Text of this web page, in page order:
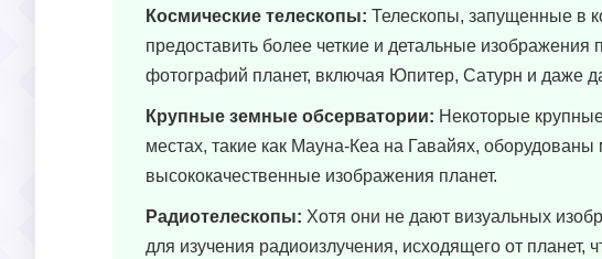
Космические телескопы: Телескопы, запущенные в
предоставить более четкие и детальные
фотографий планет, включая Юпитер, Сатурн и даже
Крупные земные обсерватории: Некоторые
местах, такие как Мауна-Кеа на Гавайях,
высококачественные изображения планет.
Радиотелескопы: Хотя они не дают визуальных
для изучения радиоизлучения, исходящего от